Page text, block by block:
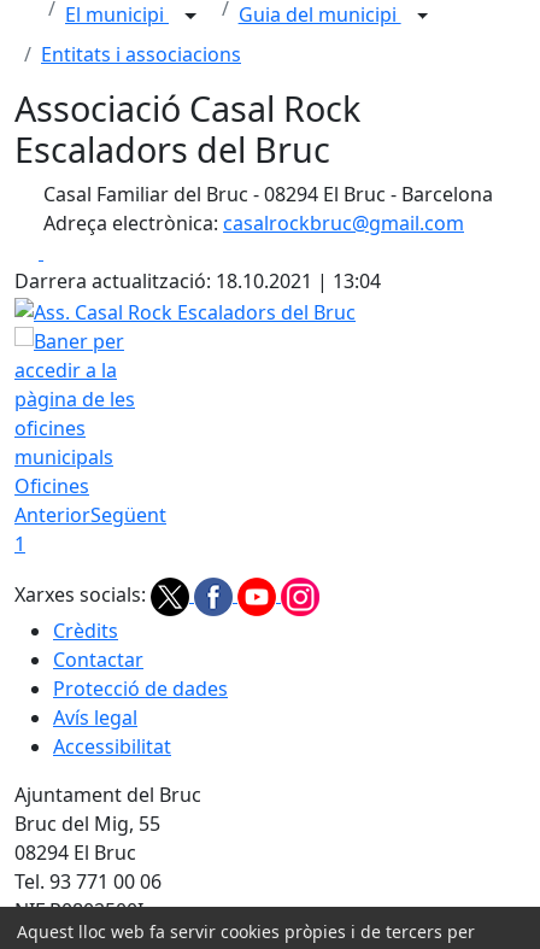
El municipi
Guia del municipi
Entitats i associacions
Associació Casal Rock
Escaladors del Bruc
Casal Familiar del Bruc - 08294 El Bruc - Barcelona
Adreça electrònica: casalrockbruc@gmail.com
Darrera actualització: 18.10.2021 | 13:04
Ass. Casal Rock Escaladors del Bruc
Oficines
AnteriorSegüent
1
Xarxes socials:
Crèdits
Contactar
Protecció de dades
Avís legal
Accessibilitat
Ajuntament del Bruc
Bruc del Mig, 55
08294 El Bruc
Tel. 93 771 00 06
NIF P0802500I
Aquest lloc web fa servir cookies pròpies i de tercers per